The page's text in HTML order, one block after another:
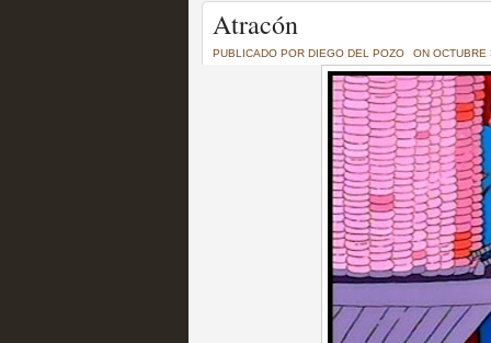
Un recorrido por todas
of Thrones a través de
Recomendación de la semana
La burbuja de los
Atracón
PUBLICADO POR DIEGO DEL POZO ON OCTUBRE